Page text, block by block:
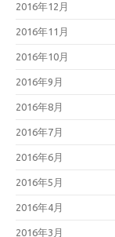
2016年12月
2016年11月
2016年10月
2016年9月
2016年8月
2016年7月
2016年6月
2016年5月
2016年4月
2016年3月